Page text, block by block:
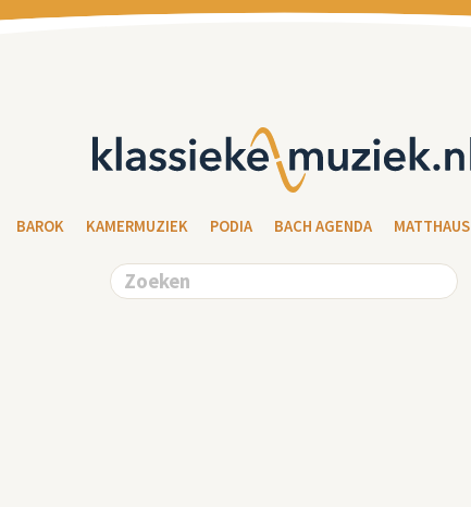
BAROK KAMERMUZIEK PODIA BACH AGENDA MATTHAUS